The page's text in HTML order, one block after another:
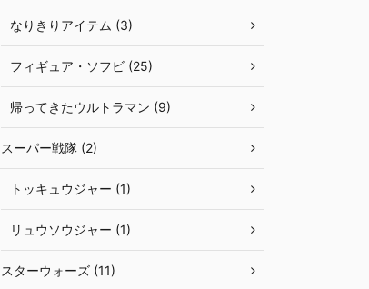
なりきりアイテム (3)
フィギュア・ソフビ (25)
帰ってきたウルトラマン (9)
スーパー戦隊 (2)
トッキュウジャー (1)
リュウソウジャー (1)
スターウォーズ (11)